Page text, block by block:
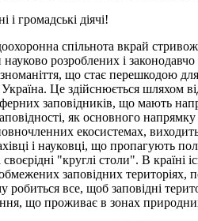
громадські діячі!
спільнота вкрай
розроблених і
що стає перешкодою
Це здійснюється шляхом
заповідників, що мають
як основного
екосистемах,
і науковці, що пропагують
своєрідні "круглі столи". В
заповідних територіях,
робиться все, щоб заповідні
що проживає в зонах